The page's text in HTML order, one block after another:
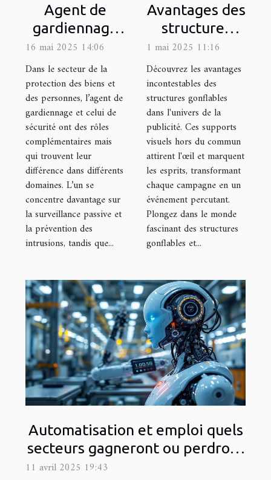
Agent de
gardiennage
et agent de
sécurité :
quelle
différence ?
16 mai 2025 14:06
Dans le secteur de la
protection des biens et
des personnes, l’agent de
gardiennage et celui de
sécurité ont des rôles
complémentaires mais
qui trouvent leur
différence dans différents
domaines. L’un se
concentre davantage sur
la surveillance passive et
la prévention des
intrusions, tandis que...
Avantages des
structures
gonflables
pour une
publicité
efficace
1 mai 2025 11:16
Découvrez les avantages
incontestables des
structures gonflables
dans l'univers de la
publicité. Ces supports
visuels hors du commun
attirent l'œil et marquent
les esprits, transformant
chaque campagne en un
événement percutant.
Plongez dans le monde
fascinant des structures
gonflables et...
Automatisation et emploi quels
secteurs gagneront ou perdront
dans l'économie de demain
11 avril 2025 19:43